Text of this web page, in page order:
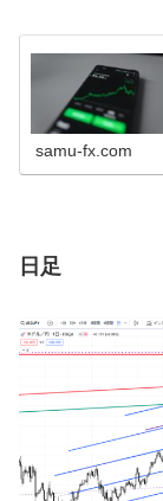
samu-fx.com
日足